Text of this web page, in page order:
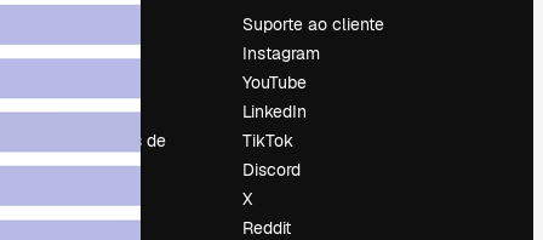
Sobre nós
Emprego
Tendências de
pesquisa
Eventos
Suporte ao cliente
Instagram
YouTube
LinkedIn
TikTok
Discord
X
Reddit